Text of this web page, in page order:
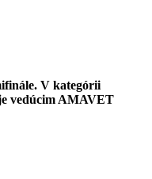
V kategórii
vedúcim AMAVET